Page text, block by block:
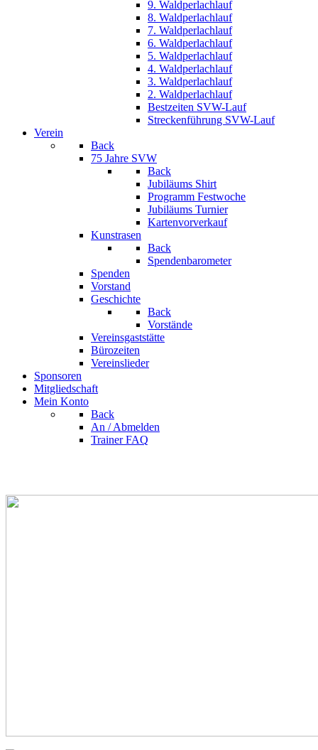
9. Waldperlachlauf
8. Waldperlachlauf
7. Waldperlachlauf
6. Waldperlachlauf
5. Waldperlachlauf
4. Waldperlachlauf
3. Waldperlachlauf
2. Waldperlachlauf
Bestzeiten SVW-Lauf
Streckenführung SVW-Lauf
Verein
Back
75 Jahre SVW
Back
Jubiläums Shirt
Programm Festwoche
Jubiläums Turnier
Kartenvorverkauf
Kunstrasen
Back
Spendenbarometer
Spenden
Vorstand
Geschichte
Back
Vorstände
Vereinsgaststätte
Bürozeiten
Vereinslieder
Sponsoren
Mitgliedschaft
Mein Konto
Back
An / Abmelden
Trainer FAQ